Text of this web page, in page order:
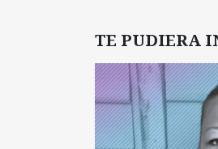
TE PUDIERA